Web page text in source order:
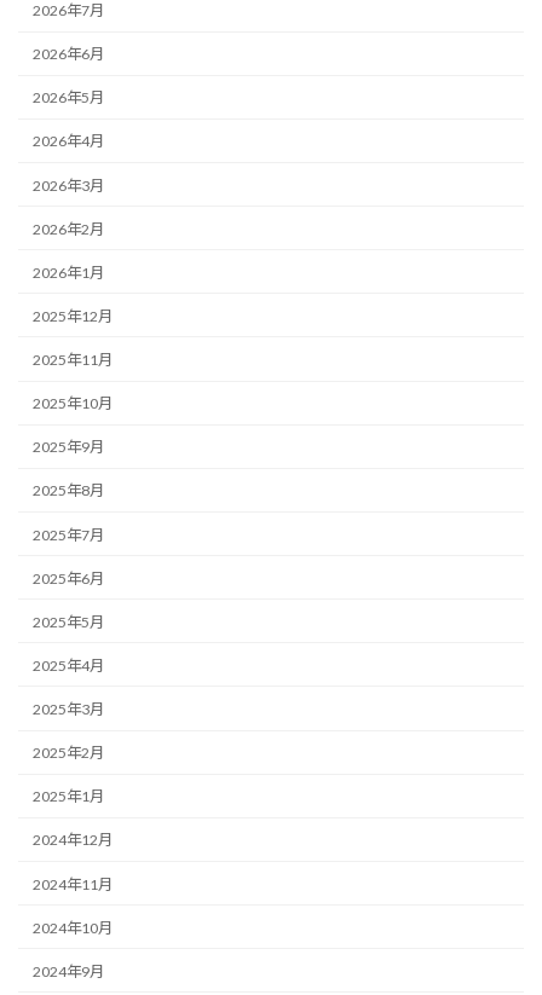
2026年7月
2026年6月
2026年5月
2026年4月
2026年3月
2026年2月
2026年1月
2025年12月
2025年11月
2025年10月
2025年9月
2025年8月
2025年7月
2025年6月
2025年5月
2025年4月
2025年3月
2025年2月
2025年1月
2024年12月
2024年11月
2024年10月
2024年9月